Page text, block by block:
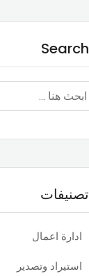
Search
تصنيفات
ادارة اعمال
استيراد وتصدير